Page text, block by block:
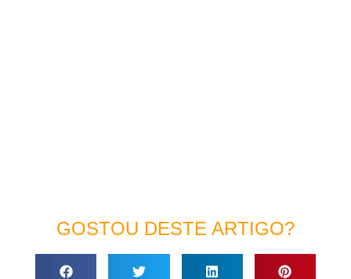
GOSTOU DESTE ARTIGO?